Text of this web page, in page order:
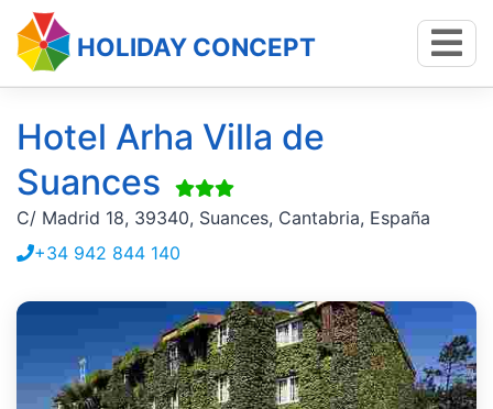
HOLIDAY CONCEPT
Hotel Arha Villa de
Suances
C/ Madrid 18, 39340, Suances, Cantabria, España
+34 942 844 140